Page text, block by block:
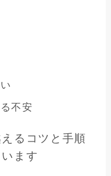
不安
えるコツと手順
ます